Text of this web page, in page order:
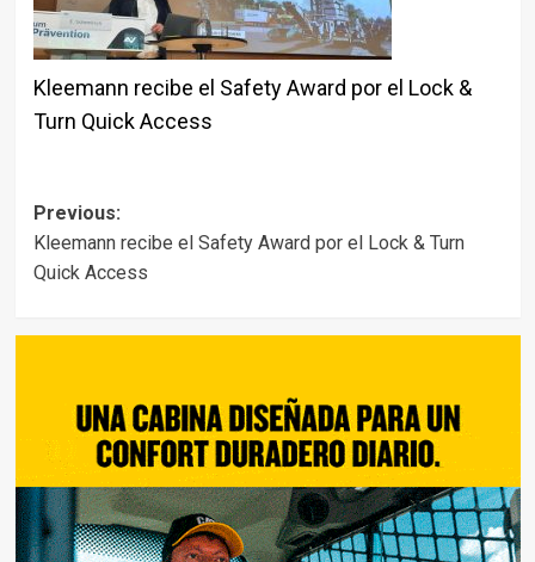
Kleemann recibe el Safety Award por el Lock &
Turn Quick Access
Post
navigation
Previous:
Kleemann recibe el Safety Award por el Lock & Turn
Quick Access